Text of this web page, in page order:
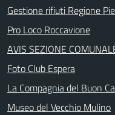
Gestione rifiuti Regione
Pro Loco Roccavione
AVIS SEZIONE
Foto Club Espera
La Compagnia del Buon
Museo del Vecchio Mulino